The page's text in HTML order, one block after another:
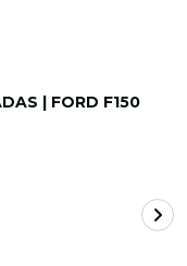
| FORD F150